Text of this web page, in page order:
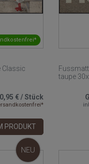
Classic
€/Stück
PRODUKT
taupe
NEU